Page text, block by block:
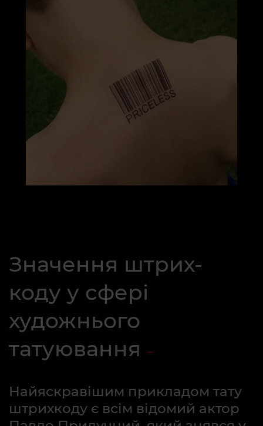
Значення штрих-
коду у сфері
художнього
татуювання
Найяскравішим прикладом тату
штрихкоду є всім відомий актор